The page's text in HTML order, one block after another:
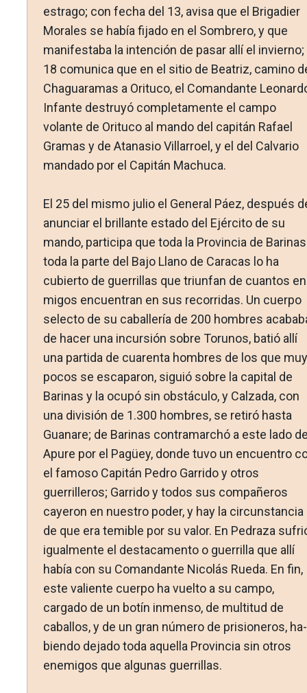
estra­go; con fecha del 13, avisa que el Brigadier
Morales se había fijado en el Sombrero, y que
manifestaba la intención de pa­sar allí el invierno;
18 comunica que en el sitio de Beatriz, camino
Chaguaramas a Orituco, el Comandante
Infante destruyó completamente el campo
volante de Orituco al mando del capitán Rafael
Gramas y de Atanasio Villarroel, y el del Calvario
mandado por el Capitán Machuca.
El 25 del mismo julio el General Páez, después
anunciar el brillante estado del Ejército de su
mando, participa que toda la Provincia de
toda la parte del Bajo Llano de Cara­cas lo ha
cubierto de guerrillas que triunfan de cuantos
migos encuentran en sus recorridas. Un cuerpo
selecto de su caballería de 200 hombres
de hacer una incursión so­bre Torunos, batió allí
una partida de cuarenta hombres de los que muy
pocos se escaparon, siguió sobre la capital de
Barinas y la ocupó sin obstáculo, y Calzada, con
una división de 1.300 hombres, se retiró hasta
Guanare; de Barinas contramarchó a este lado
Apure por el Pagüey, donde tuvo un encuentro
el famoso Capitán Pedro Garrido y otros
guerrilleros; Ga­rrido y todos sus compañeros
cayeron en nuestro poder, y hay la circunstancia
de que era temible por su valor. En Pedraza
igualmente el destacamento o guerrilla que allí
había con su Comandante Nicolás Rueda. En fin,
este valiente cuer­po ha vuelto a su campo,
cargado de un botín inmenso, de multitud de
caballos, y de un gran número de prisioneros, ha­
biendo dejado toda aquella Provincia sin otros
enemigos que algunas guerrillas.